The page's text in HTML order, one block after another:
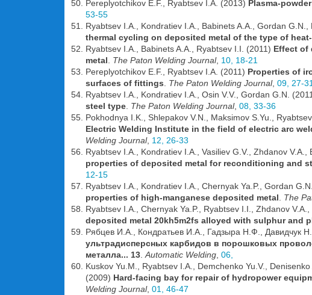
Pereplyotchikov E.F., Ryabtsev I.A. (2013) Plasma-
53-55
Ryabtsev I.A., Kondratiev I.A., Babinets A.A., Gordan
thermal cycling on deposited metal of the type of
Ryabtsev I.A., Babinets A.A., Ryabtsev I.I. (2011) Effect of
metal
The Paton Welding Journal, 10, 18-21
Pereplyotchikov E.F., Ryabtsev I.A. (2011) Properties of
surfaces of fittings
The Paton Welding Journal, 09, 27-31
Ryabtsev I.A., Kondratiev I.A., Osin V.V., Gordan G.N.
steel type The Paton Welding Journal, 08, 33-36
Pokhodnya I.K., Shlepakov V.N., Maksimov S.Yu.,
Electric Welding Institute in the field of electric arc
Welding Journal, 12, 26-33
Ryabtsev I.A., Kondratiev I.A., Vasiliev G.V., Zhdanov V.A.,
properties of deposited metal for reconditioning and
12-15
Ryabtsev I.A., Kondratiev I.A., Chernyak Ya.P., Gordan
properties of high-manganese deposited metal
The
Ryabtsev I.A., Chernyak Ya.P., Ryabtsev I.I., Zhdanov
deposited metal 20kh5m2fs alloyed with sulphur and
Рябцев И.А., Кондратьев И.А., Гадзыра Н.Ф., Давидчук
ультрадисперсных карбидов в порошковых
металла... 13 Automatic Welding 06,
Kuskov Yu.M., Ryabtsev I.A., Demchenko Yu.V.,
(2009) Hard-facing bay for repair of hydropower
Welding Journal, 01, 46-47